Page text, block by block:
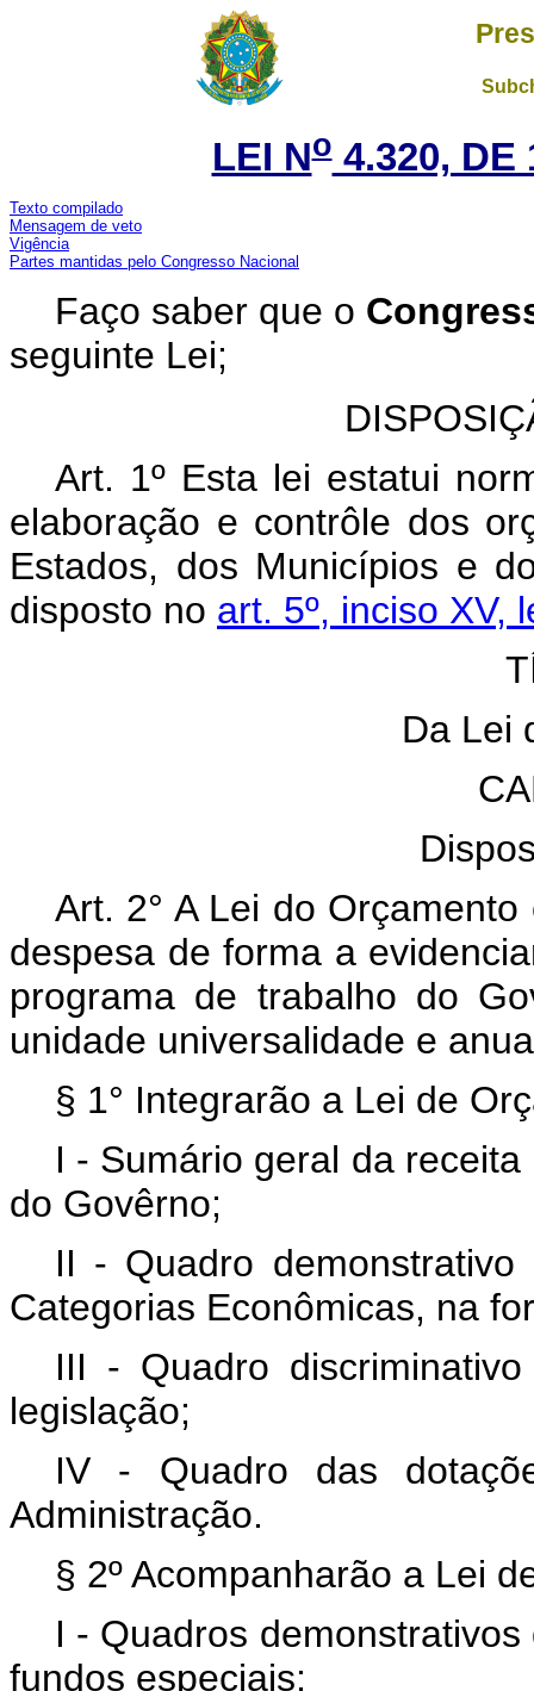
LEI No4.320, DE
Texto compilado
Mensagem de veto
Vigência
Partes mantidas pelo Congresso Nacional
Faço saber que o
seguinte Lei;
Art. 1º Esta lei estatui
elaboração e contrôle dos
Estados, dos Municípios e
disposto no art. 5º, inciso XV,
Da Lei
Art. 2° A Lei do
despesa de forma a
programa de trabalho do
unidade universalidade e
§ 1° Integrarão a Lei de
I - Sumário geral da
do Govêrno;
II - Quadro
Categorias Econômicas, na
III - Quadro
legislação;
IV - Quadro das
Administração.
§ 2º Acompanharão a Lei
I - Quadros
fundos especiais;